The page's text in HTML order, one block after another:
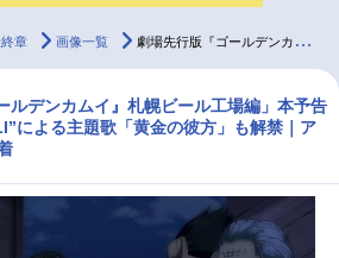
グッズ
アプリ 音楽 コスプレ
無料マンガ
章 画像一覧 劇場先行版『ゴールデンカムイ』札幌ビール工場編の本予告が公開
ルデンカムイ』札幌ビール工場編」本予告
よる主題歌「黄金の彼方」も解禁｜ア